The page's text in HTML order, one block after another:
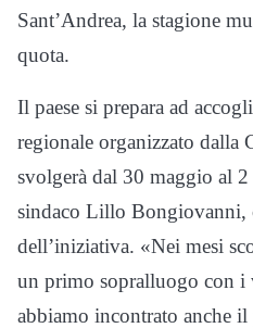
Sant’Andrea, la stagione
quota.
Il paese si prepara ad
regionale organizzato dalla
svolgerà dal 30 maggio al
sindaco Lillo Bongiovanni,
dell’iniziativa. «Nei mesi
un primo sopralluogo con i
abbiamo incontrato anche